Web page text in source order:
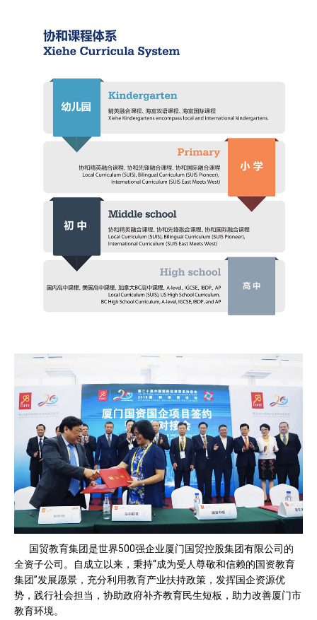
国贸教育集团是世界500强企业厦门国贸控股集团有限公司的
全资子公司。自成立以来，秉持“成为受人尊敬和信赖的国资教育
集团”发展愿景，充分利用教育产业扶持政策，发挥国企资源优
势，践行社会担当，协助政府补齐教育民生短板，助力改善厦门市
教育环境。